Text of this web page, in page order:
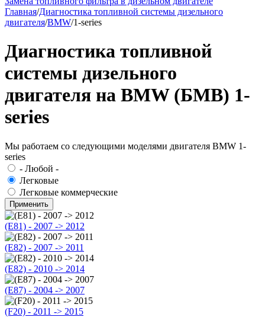
Главная/Диагностика топливной системы дизельного
двигателя/BMW/1-series
Диагностика топливной
системы дизельного
двигателя на BMW (БМВ) 1-
series
Мы работаем со следующими моделями двигателя BMW 1-
series
- Любой -
Легковые
Легковые коммерческие
(E81) - 2007 -> 2012
(E82) - 2007 -> 2011
(E82) - 2010 -> 2014
(E87) - 2004 -> 2007
(F20) - 2011 -> 2015